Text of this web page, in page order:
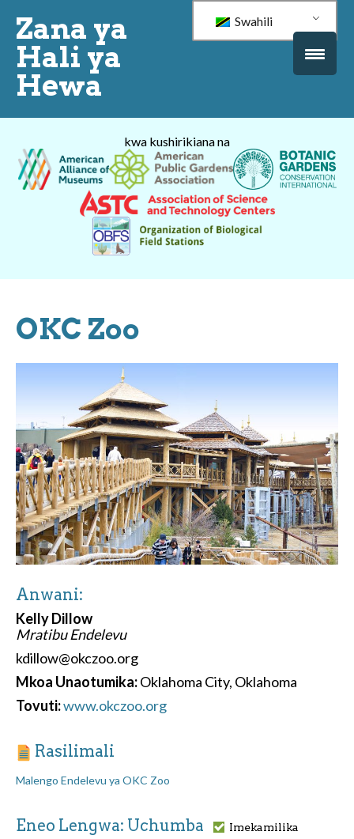
Zana ya
Hali ya
Hewa
Swahili
kwa kushirikiana na
OKC Zoo
Anwani:
Kelly Dillow
Mratibu Endelevu
kdillow@okczoo.org
Mkoa Unaotumika:Oklahoma City, Oklahoma
Tovuti:www.okczoo.org
Rasilimali
Malengo Endelevu ya OKC Zoo
Eneo Lengwa: Uchumba Imekamilika